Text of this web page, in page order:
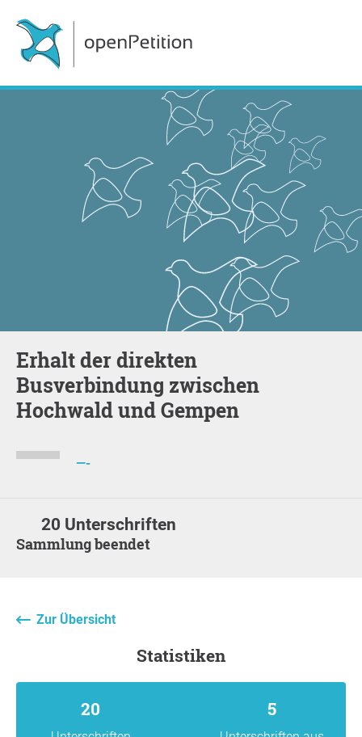
Erhalt der direkten
Busverbindung zwischen
Hochwald und Gempen
—-
20 Unterschriften
Sammlung beendet
Zur Übersicht
Statistiken
20 5